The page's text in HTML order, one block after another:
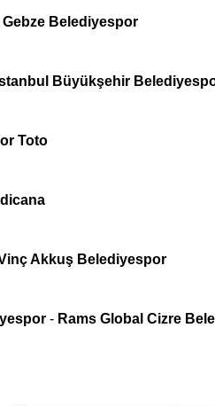
Gebze Belediyespor
Büyükşehir
Toto
Akkuş Belediyespor
- Rams Global Cizre